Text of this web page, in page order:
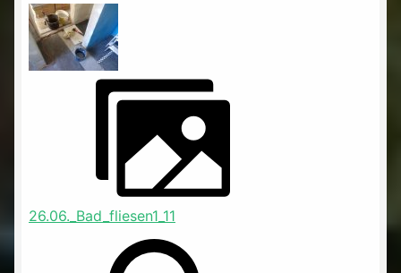
26.06._Bad_fliesen1_11